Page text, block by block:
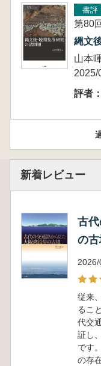
書評
第80
縄文
山本
2025/
評者
新着レビュー
古
の
2026/
従来
るこ
代交
証し
です
の存